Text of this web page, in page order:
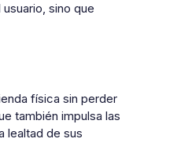
sino que
física sin perder
también impulsa las
lealtad de sus